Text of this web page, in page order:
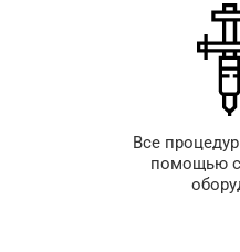
Все
помощью